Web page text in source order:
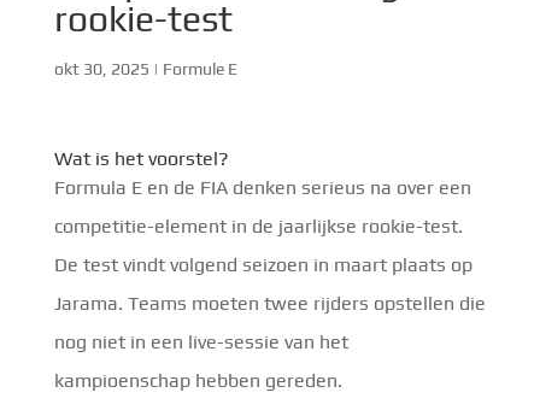
rookie-test
okt 30, 2025 | Formule E
Wat is het voorstel?
Formula E en de FIA denken serieus na over een
competitie-element in de jaarlijkse rookie-test.
De test vindt volgend seizoen in maart plaats op
Jarama. Teams moeten twee rijders opstellen die
nog niet in een live-sessie van het
kampioenschap hebben gereden.